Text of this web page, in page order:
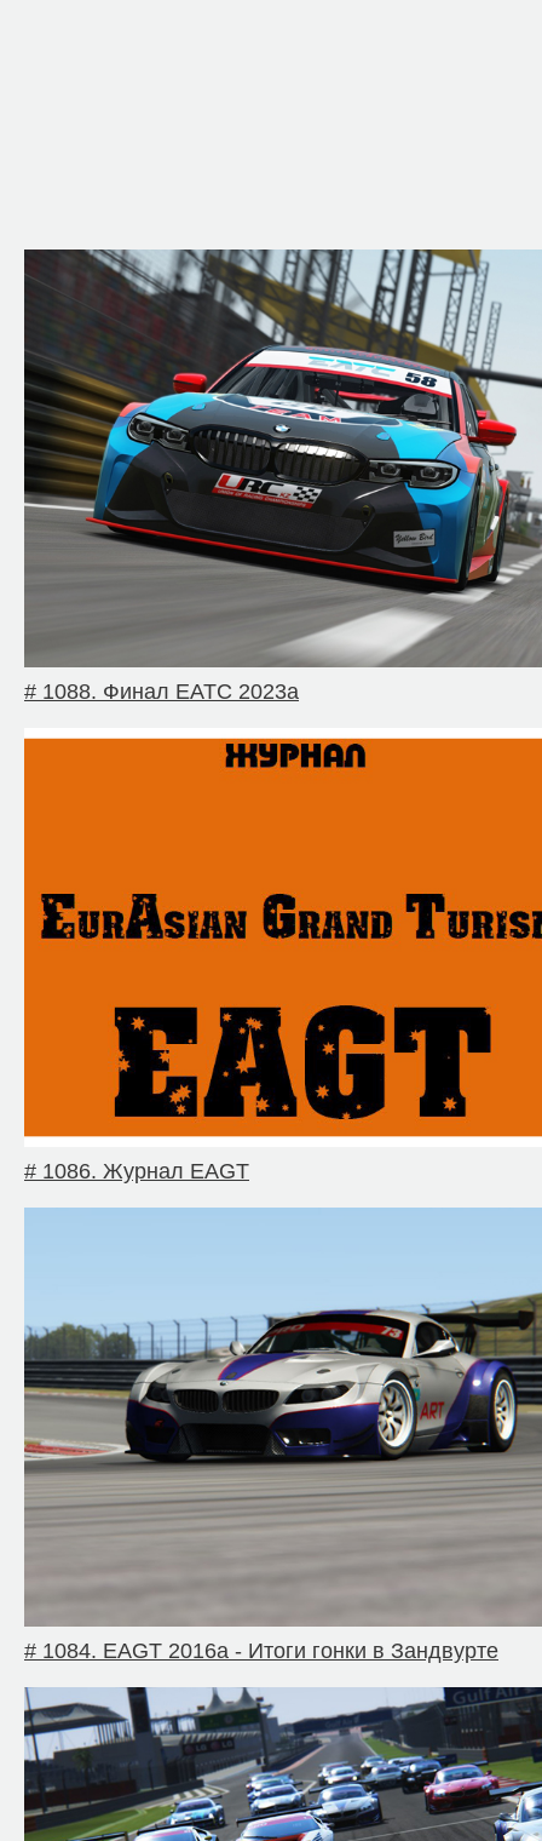
# 1088. Финал EATC 2023a
# 1086. Журнал EAGT
# 1084. EAGT 2016a - Итоги гонки в Зандвурте